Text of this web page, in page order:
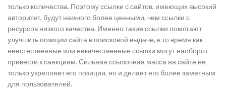
только количества. Поэтому ссылки с сайтов, имеющих высокий
авторитет, будут намного более ценными, чем ссылки с
ресурсов низкого качества. Именно такие ссылки помогают
улучшить позиции сайта в поисковой выдаче, в то время как
неестественные или некачественные ссылки могут наоборот
привести к санкциям. Сильная ссылочная масса на сайте не
только укрепляет его позиции, но и делает его более заметным
для пользователей.